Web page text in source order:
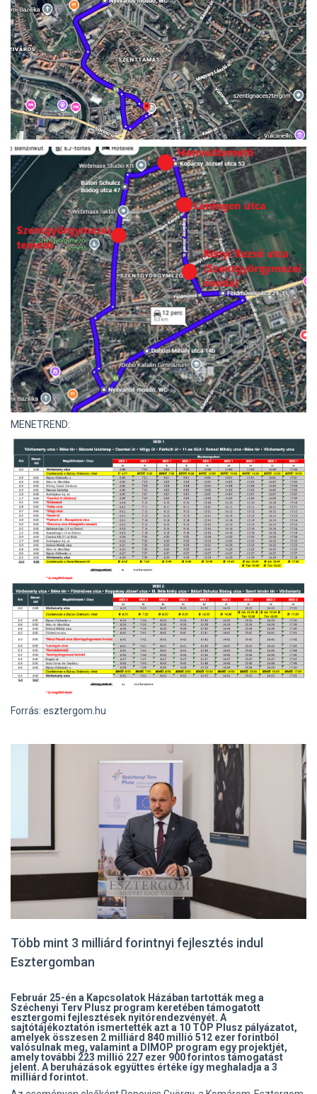
MENETREND:
Forrás: esztergom.hu
Több mint 3 milliárd forintnyi fejlesztés indul
Esztergomban
Február 25-én a Kapcsolatok Házában tartották meg a
Széchenyi Terv Plusz program keretében támogatott
esztergomi fejlesztések nyitórendezvényét. A
sajtótájékoztatón ismertették azt a 10 TOP Plusz pályázatot,
amelyek összesen 2 milliárd 840 millió 512 ezer forintból
valósulnak meg, valamint a DIMOP program egy projektjét,
amely további 223 millió 227 ezer 900 forintos támogatást
jelent. A beruházások együttes értéke így meghaladja a 3
milliárd forintot.